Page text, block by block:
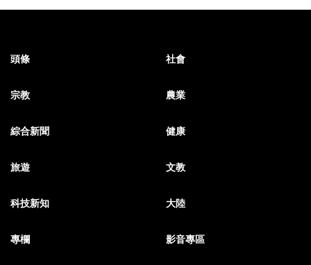
頭條 社會
宗教 農業
綜合新聞 健康
旅遊 文教
科技新知 大陸
專欄 影音專區